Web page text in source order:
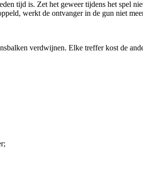
tijd is. Zet het geweer tijdens het spel
werkt de ontvanger in de gun niet
verdwijnen. Elke treffer kost de